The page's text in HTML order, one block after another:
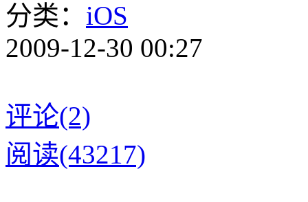
分类： iOS
2009-12-30 00:27
评论(2)
阅读(43217)